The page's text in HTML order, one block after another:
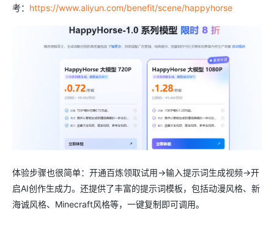
考： https://www.aliyun.com/benefit/scene/happyhorse
体验步骤也很简单：开通百炼领取试用→输入提示词生成视频→开
启AI创作生成力。还提供了丰富的提示词模板，包括动漫风格、新
海诚风格、Minecraft风格等，一键复制即可调用。